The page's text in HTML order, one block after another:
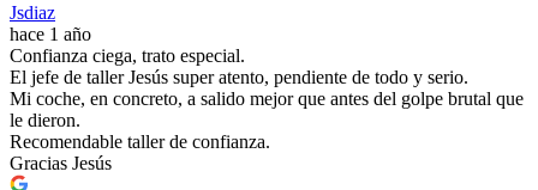
Jsdiaz
hace 1 año
Confianza ciega, trato especial.
El jefe de taller Jesús super atento, pendiente de todo y serio.
Mi coche, en concreto, a salido mejor que antes del golpe brutal que
le dieron.
Recomendable taller de confianza.
Gracias Jesús